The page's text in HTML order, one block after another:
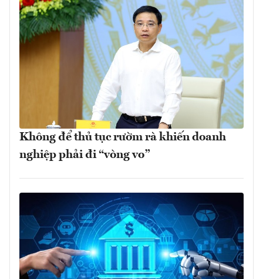
Không để thủ tục rườm rà khiến doanh
nghiệp phải đi “vòng vo”